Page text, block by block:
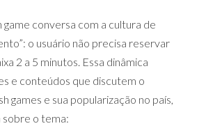
game conversa com a cultura de
o usuário não precisa reservar
2 a 5 minutos. Essa dinâmica
e conteúdos que discutem o
games e sua popularização no país,
o tema: